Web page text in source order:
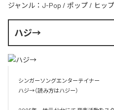
ジャンル： J-Pop / ポップ / ヒッ
ハジ→
シンガーソングエンターテイナー
ハジ→（読み方はハジー）